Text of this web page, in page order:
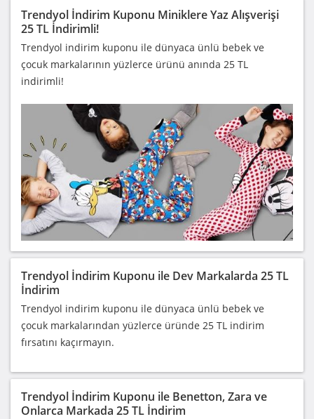
Trendyol İndirim Kuponu Miniklere Yaz Alışverişi
25 TL İndirimli!
Trendyol indirim kuponu ile dünyaca ünlü bebek ve
çocuk markalarının yüzlerce ürünü anında 25 TL
indirimli!
Trendyol İndirim Kuponu ile Dev Markalarda 25 TL
İndirim
Trendyol indirim kuponu ile dünyaca ünlü bebek ve
çocuk markalarından yüzlerce üründe 25 TL indirim
fırsatını kaçırmayın.
Trendyol İndirim Kuponu ile Benetton, Zara ve
Onlarca Markada 25 TL İndirim